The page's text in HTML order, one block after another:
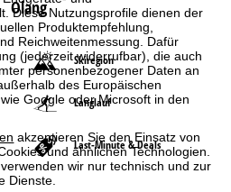
Diese Nutzungsprofile dienen der
Produktempfehlung,
Reichweitenmessung. Dafür
(jederzeit widerrufbar), die auch
personenbezogener Daten an
des Europäischen
Google oder Microsoft in den
akzeptieren Sie den Einsatz von
und ähnlichen Technologien.
wir nur technisch und zur
Dienste.
Olang
Skiregion
Langlauf
Last-Minute & Deals